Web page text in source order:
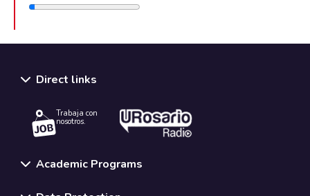
Direct links
Trabaja con
nosotros.
Academic Programs